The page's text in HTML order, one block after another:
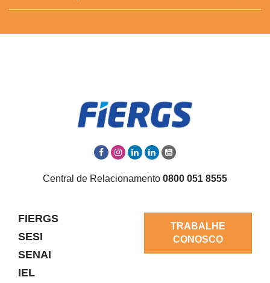
Central de Relacionamento 0800 051 8555
FIERGS
SESI
SENAI
IEL
TRABALHE
CONOSCO